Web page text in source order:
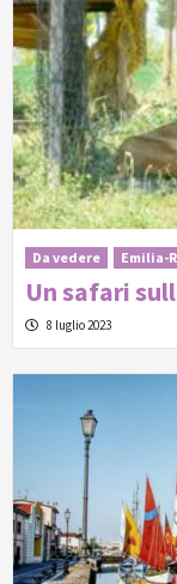
Da vedere Emilia-
Un safari
8 luglio 2023